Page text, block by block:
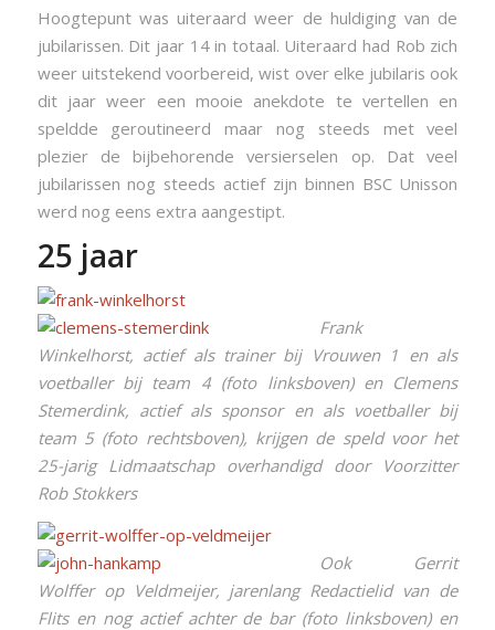
Hoogtepunt was uiteraard weer de huldiging van de
jubilarissen. Dit jaar 14 in totaal. Uiteraard had Rob zich
weer uitstekend voorbereid, wist over elke jubilaris ook
dit jaar weer een mooie anekdote te vertellen en
speldde geroutineerd maar nog steeds met veel
plezier de bijbehorende versierselen op. Dat veel
jubilarissen nog steeds actief zijn binnen BSC Unisson
werd nog eens extra aangestipt.
25 jaar
Frank
Winkelhorst, actief als trainer bij Vrouwen 1 en als
voetballer bij team 4 (foto linksboven) en Clemens
Stemerdink, actief als sponsor en als voetballer bij
team 5 (foto rechtsboven), krijgen de speld voor het
25-jarig Lidmaatschap overhandigd door Voorzitter
Rob Stokkers
Ook Gerrit
Wolffer op Veldmeijer, jarenlang Redactielid van de
Flits en nog actief achter de bar (foto linksboven) en